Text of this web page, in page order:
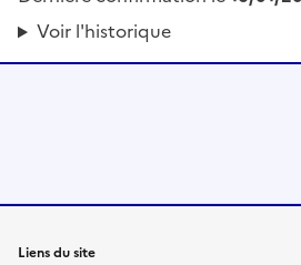
Voir l'historique
Liens du site